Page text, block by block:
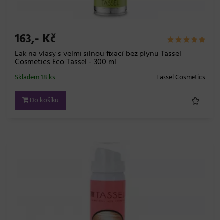
163,- Kč
Lak na vlasy s velmi silnou fixací bez plynu Tassel
Cosmetics Eco Tassel - 300 ml
Tassel Cosmetics
Skladem 18 ks
Do košíku